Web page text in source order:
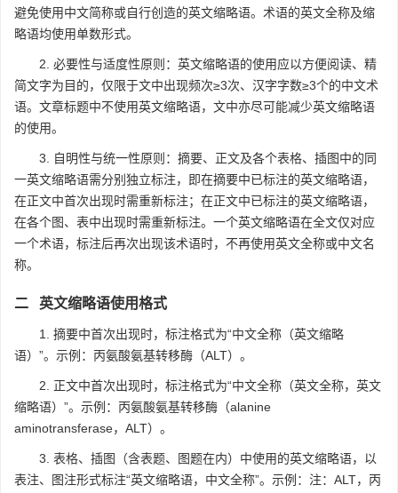
避免使用中文简称或自行创造的英文缩略语。术语的英文全称及缩
略语均使用单数形式。
2. 必要性与适度性原则：英文缩略语的使用应以方便阅读、精
简文字为目的，仅限于文中出现频次≥3次、汉字字数≥3个的中文术
语。文章标题中不使用英文缩略语，文中亦尽可能减少英文缩略语
的使用。
3. 自明性与统一性原则：摘要、正文及各个表格、插图中的同
一英文缩略语需分别独立标注，即在摘要中已标注的英文缩略语，
在正文中首次出现时需重新标注；在正文中已标注的英文缩略语，
在各个图、表中出现时需重新标注。一个英文缩略语在全文仅对应
一个术语，标注后再次出现该术语时，不再使用英文全称或中文名
称。
二 英文缩略语使用格式
1. 摘要中首次出现时，标注格式为“中文全称（英文缩略
语）”。示例：丙氨酸氨基转移酶（ALT）。
2. 正文中首次出现时，标注格式为“中文全称（英文全称，英文
缩略语）”。示例：丙氨酸氨基转移酶（alanine
aminotransferase，ALT）。
3. 表格、插图（含表题、图题在内）中使用的英文缩略语，以
表注、图注形式标注“英文缩略语，中文全称”。示例：注：ALT，丙